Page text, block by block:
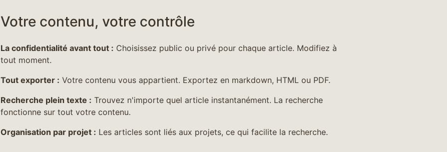
Votre contenu, votre contrôle
La confidentialité avant tout : Choisissez public ou privé pour chaque article. Modifiez à
tout moment.
Tout exporter : Votre contenu vous appartient. Exportez en markdown, HTML ou PDF.
Recherche plein texte : Trouvez n'importe quel article instantanément. La recherche
fonctionne sur tout votre contenu.
Organisation par projet : Les articles sont liés aux projets, ce qui facilite la recherche.